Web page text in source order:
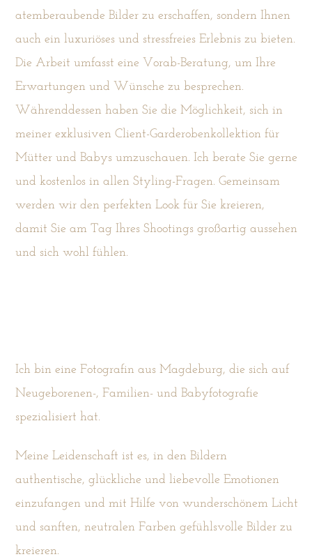
atemberaubende Bilder zu erschaffen, sondern Ihnen
auch ein luxuriöses und stressfreies Erlebnis zu bieten.
Die Arbeit umfasst eine Vorab-Beratung, um Ihre
Erwartungen und Wünsche zu besprechen.
Währenddessen haben Sie die Möglichkeit, sich in
meiner exklusiven Client-Garderobenkollektion für
Mütter und Babys umzuschauen. Ich berate Sie gerne
und kostenlos in allen Styling-Fragen. Gemeinsam
werden wir den perfekten Look für Sie kreieren,
damit Sie am Tag Ihres Shootings großartig aussehen
und sich wohl fühlen.
Ich bin eine Fotografin aus Magdeburg, die sich auf
Neugeborenen-, Familien- und Babyfotografie
spezialisiert hat.
Meine Leidenschaft ist es, in den Bildern
authentische, glückliche und liebevolle Emotionen
einzufangen und mit Hilfe von wunderschönem Licht
und sanften, neutralen Farben gefühlsvolle Bilder zu
kreieren.